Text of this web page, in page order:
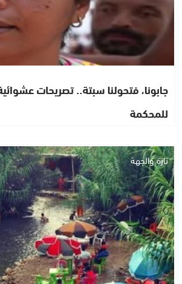
جابونا، فتحولنا سبتة.. تصريحات
للمحكمة
تازة والجهة